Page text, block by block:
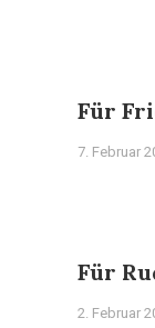
Für
7. Februar
Für
2. Februar